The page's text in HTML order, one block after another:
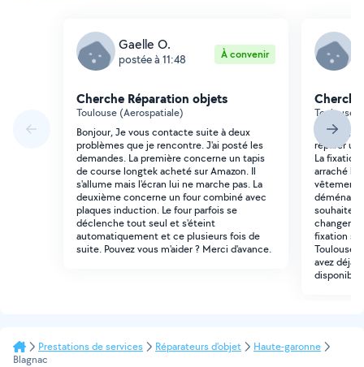
Gaelle O.
postée à 11:48 À convenir
Cherche Réparation objets
Toulouse (Aerospatiale)
Bonjour, Je vous contacte suite à deux
problèmes que je rencontre. J'ai posté les
demandes. La première concerne un tapis
de course longtek acheté sur Amazon. Il
s'allume mais l'écran lui ne marche pas. La
deuxième concerne un four combiné avec
plaques induction. Le four parfois se
déclenche tout seul et s'éteint
automatiquement et ce plusieurs fois de
suite. Pouvez vous m'aider ? Merci d'avance.
Toulouse
Bonjour,
réparer
La fixation
arraché le
souhaite
fixation si
Toulouse
avez déjà
disponible
Prestations de services Réparateurs d'objet
Haute-garonne
Blagnac